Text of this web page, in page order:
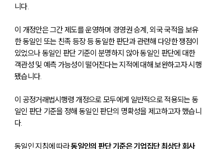
니다.
이 개정안은 그간 제도를 운영하며 경영권 승계, 외국 국적을 보유
한 동일인 또는 친족 등장 등 동일한 판단과 관련해 다양한 쟁점이
있었으나 동일인 판단 기준이 분명하지 않아 동일인 판단에 대한
객관성 및 예측 가능성이 떨어진다는 지적에 대해 보완하고자 시행
됐습니다.
이 공정거래법시행령 개정으로 모두에게 일반적으로 적용되는 동
일인 판단 기준을 정해 동일인 판단의 명확성을 제고하고자 했습니
다.
동일인 지침에 따라 동일인의 판단 기준은 기업집단 최상단 회사